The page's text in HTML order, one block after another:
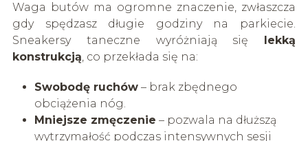
Waga butów ma ogromne znaczenie, zwłaszcza
gdy spędzasz długie godziny na parkiecie.
Sneakersy taneczne wyróżniają się
lekką
konstrukcją, co przekłada się na:
Swobodę ruchów– brak zbędnego
obciążenia nóg.
Mniejsze zmęczenie – pozwala na dłuższą
wytrzymałość podczas intensywnych sesji